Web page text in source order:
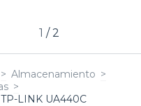
1 /2
> Almacenamiento >
>
LINK UA440C